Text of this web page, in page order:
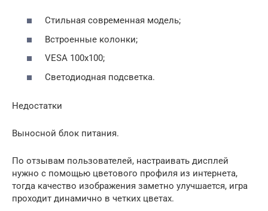
Стильная современная модель;
Встроенные колонки;
VESA 100х100;
Светодиодная подсветка.
Недостатки
Выносной блок питания.
По отзывам пользователей, настраивать дисплей
нужно с помощью цветового профиля из интернета,
тогда качество изображения заметно улучшается, игра
проходит динамично в четких цветах.